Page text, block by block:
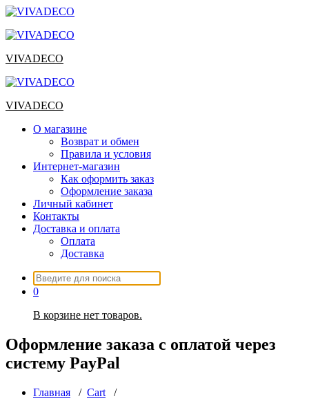
Перейти
содержимому
VIVADECO
VIVADECO
О магазине
Возврат и обмен
Правила и условия
Интернет-магазин
Как оформить заказ
Оформление заказа
Личный кабинет
Контакты
Доставка и оплата
Оплата
Доставка
Искать:
0
В корзине нет товаров.
Оформление заказа с оплатой через
систему PayPal
Главная / Cart /